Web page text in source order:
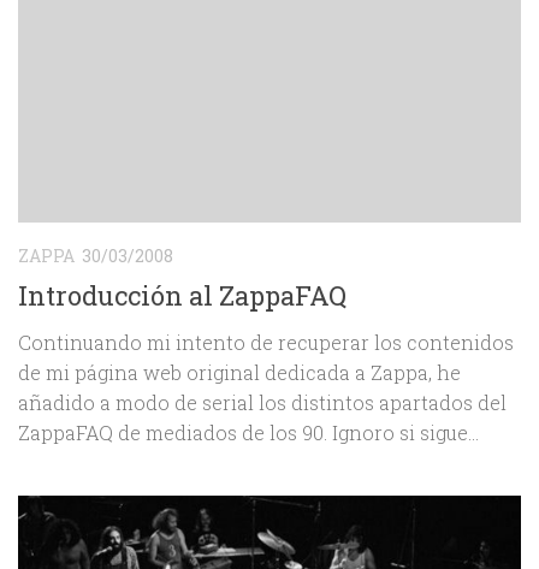
ZAPPA 30/03/2008
Introducción al ZappaFAQ
Continuando mi intento de recuperar los contenidos
de mi página web original dedicada a Zappa, he
añadido a modo de serial los distintos apartados del
ZappaFAQ de mediados de los 90. Ignoro si sigue...